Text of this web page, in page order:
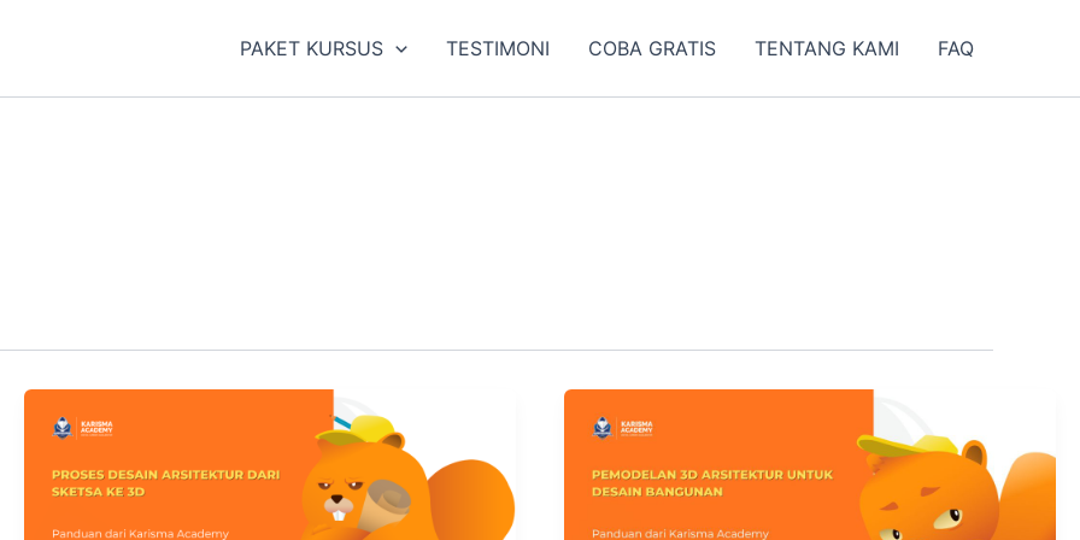
PAKET KURSUS TESTIMONI COBA GRATIS TENTANG KAMI FAQ